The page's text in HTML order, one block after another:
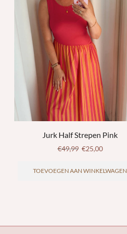
Jurk Half Strepen Pink
€49,99 €25,00
TOEVOEGEN AAN WINKELWAGEN